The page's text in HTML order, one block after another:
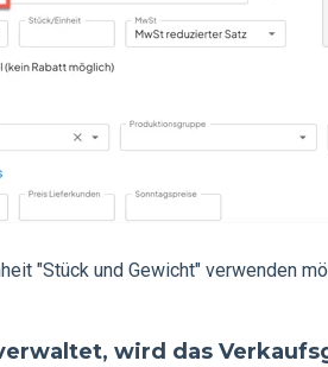
"Stück und Gewicht" verwenden
wird das